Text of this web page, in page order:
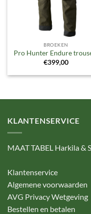
BROEKEN
Pro Hunter Endure
€399,00
KLANTENSERVICE
MAAT TABEL Harkila &
Klantenservice
Algemene voorwaarden
AVG Privacy Wetgeving
Bestellen en betalen